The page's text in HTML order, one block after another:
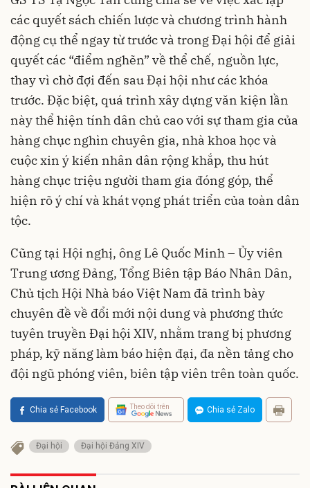
các quyết sách chiến lược và chương trình hành
động cụ thể ngay từ trước và trong Đại hội để giải
quyết các “điểm nghẽn” về thể chế, nguồn lực,
thay vì chờ đợi đến sau Đại hội như các khóa
trước. Đặc biệt, quá trình xây dựng văn kiện lần
này thể hiện tính dân chủ cao với sự tham gia của
hàng chục nghìn chuyên gia, nhà khoa học và
cuộc xin ý kiến nhân dân rộng khắp, thu hút
hàng chục triệu người tham gia đóng góp, thể
hiện rõ ý chí và khát vọng phát triển của toàn dân
tộc.
Cũng tại Hội nghị, ông Lê Quốc Minh – Ủy viên
Trung ương Đảng, Tổng Biên tập Báo Nhân Dân,
Chủ tịch Hội Nhà báo Việt Nam đã trình bày
chuyên đề về đổi mới nội dung và phương thức
tuyên truyền Đại hội XIV, nhằm trang bị phương
pháp, kỹ năng làm báo hiện đại, đa nền tảng cho
đội ngũ phóng viên, biên tập viên trên toàn quốc.
Chia sẻ Facebook Theo dõi trên Chia sẻ Zalo
Đại hội Đại hội Đảng XIV